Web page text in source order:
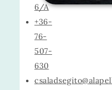
6/A
+36-
76-
507-
630